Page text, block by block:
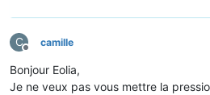
C
Hors-ligne
camille
Bonjour Eolia,
Je ne veux pas vous mettre la